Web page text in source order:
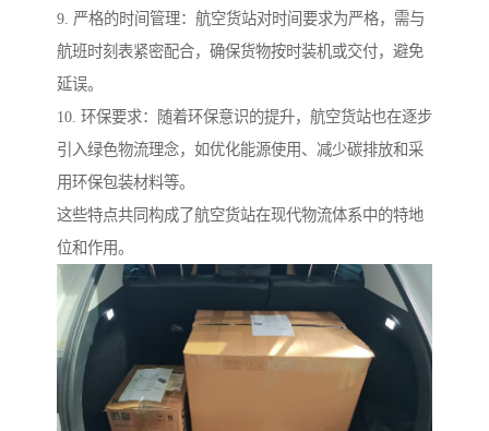
9. 严格的时间管理：航空货站对时间要求为严格，需与
航班时刻表紧密配合，确保货物按时装机或交付，避免
延误。
10. 环保要求：随着环保意识的提升，航空货站也在逐步
引入绿色物流理念，如优化能源使用、减少碳排放和采
用环保包装材料等。
这些特点共同构成了航空货站在现代物流体系中的特地
位和作用。